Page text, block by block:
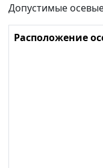
Допустимые
Расположение